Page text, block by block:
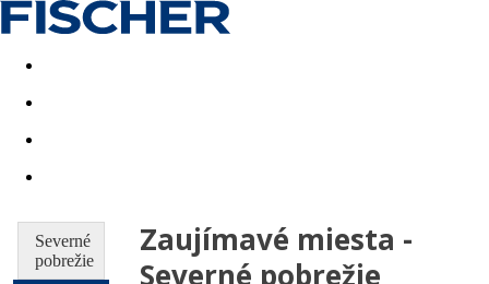
Last minute Dovolenkové kluby
Severné
pobrežie
Zaujímavé miesta -
Severné pobrežie